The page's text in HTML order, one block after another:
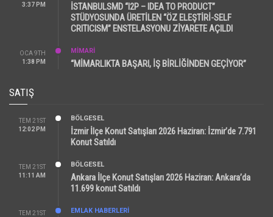
3:37 PM
İSTANBULSMD “I2P – IDEA TO PRODUCT”
STÜDYOSUNDA ÜRETİLEN “ÖZ ELEŞTİRİ-SELF
CRITICISM” ENSTELASYONU ZİYARETE AÇILDI
OCA 9TH
1:38 PM
MİMARİ
“MİMARLIKTA BAŞARI, İŞ BİRLİĞİNDEN GEÇİYOR”
SATIŞ
TEM 21ST
12:02 PM
BÖLGESEL
İzmir İlçe Konut Satışları 2026 Haziran: İzmir’de 7.791
Konut Satıldı
TEM 21ST
11:11 AM
BÖLGESEL
Ankara İlçe Konut Satışları 2026 Haziran: Ankara’da
11.699 konut Satıldı
TEM 21ST
EMLAK HABERLERI